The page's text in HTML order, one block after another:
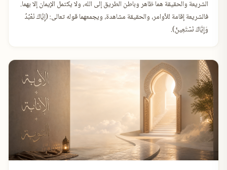
الشريعة والحقيقة هما ظاهر وباطن الطريق إلى الله، ولا يكتمل الإيمان إلا بهما.
فالشريعة إقامة للأوامر، والحقيقة مشاهدة، ويجمعهما قوله تعالى: (إِيَّاكَ نَعْبُدُ
وَإِيَّاكَ نَسْتَعِينُ).